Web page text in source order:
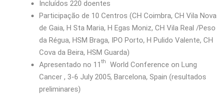
Incluídos 220 doentes
Participação de 10 Centros (CH Coimbra, CH Vila Nova
de Gaia, H Sta Maria, H Egas Moniz, CH Vila Real /Peso
da Régua, HSM Braga, IPO Porto, H Pulido Valente, CH
Cova da Beira, HSM Guarda)
Apresentado no 11 th
World Conference on Lung
Cancer , 3-6 July 2005, Barcelona, Spain (resultados
preliminares)